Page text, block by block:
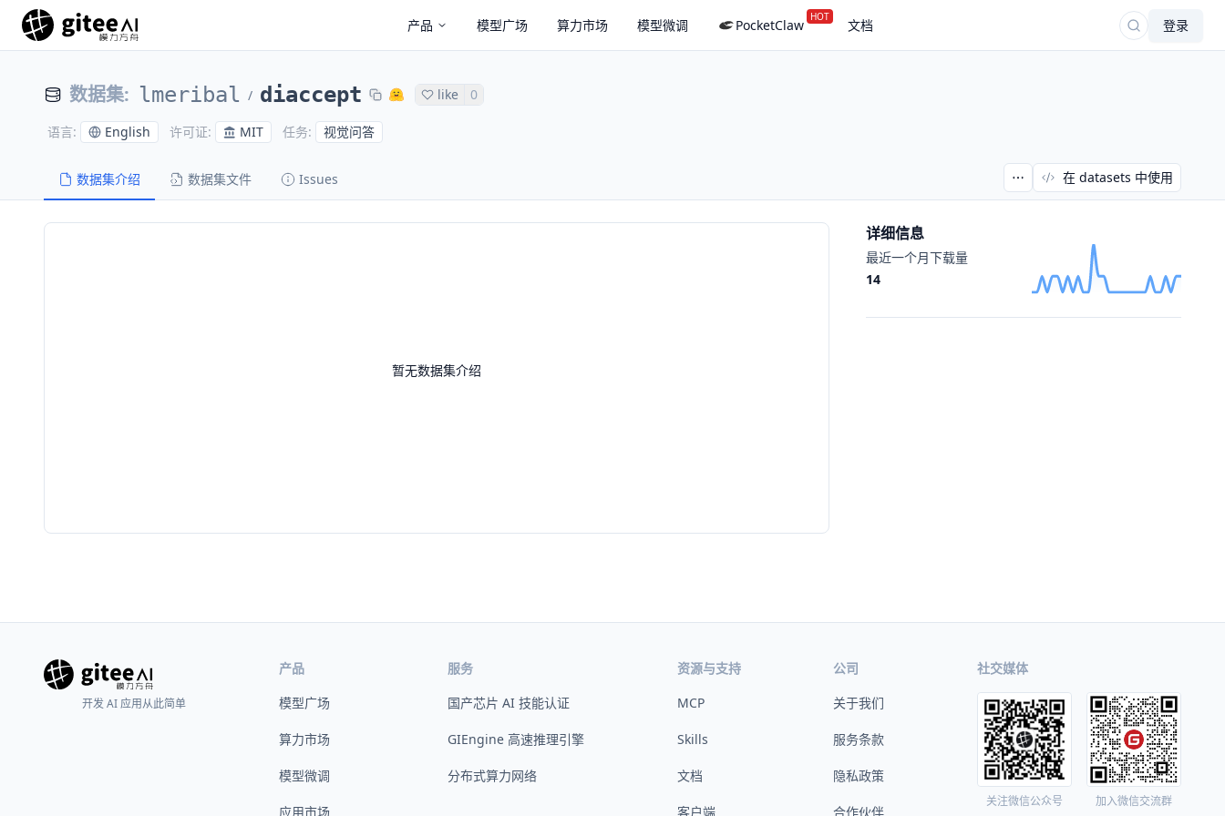
产品 模型广场 算力市场 模型微调 PocketClaw HOT 文档 登录
数据集: lmeribal / diaccept like 0
语言: English 许可证: MIT 任务: 视觉问答
数据集介绍 数据集文件 Issues 在 datasets 中使用
暂无数据集介绍
详细信息
最近一个月下载量
14
开发 AI 应用从此简单
产品
模型广场
算力市场
模型微调
应用市场
服务
国产芯片 AI 技能认证
GIEngine 高速推理引擎
分布式算力网络
资源与支持
MCP
Skills
文档
客户端
公司
关于我们
服务条款
隐私政策
合作伙伴
社交媒体
关注微信公众号 加入微信交流群